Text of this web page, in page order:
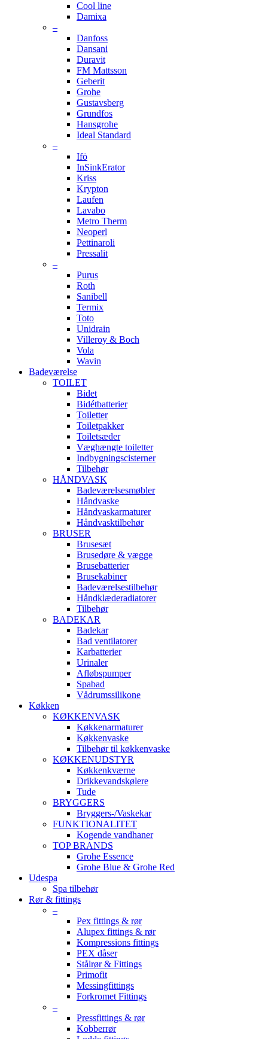
Cool line
Damixa
–
Danfoss
Dansani
Duravit
FM Mattsson
Geberit
Grohe
Gustavsberg
Grundfos
Hansgrohe
Ideal Standard
–
Ifö
InSinkErator
Kriss
Krypton
Laufen
Lavabo
Metro Therm
Neoperl
Pettinaroli
Pressalit
–
Purus
Roth
Sanibell
Termix
Toto
Unidrain
Villeroy & Boch
Vola
Wavin
Badeværelse
TOILET
Bidet
Bidétbatterier
Toiletter
Toiletpakker
Toiletsæder
Væghængte toiletter
Indbygningscisterner
Tilbehør
HÅNDVASK
Badeværelsesmøbler
Håndvaske
Håndvaskarmaturer
Håndvasktilbehør
BRUSER
Brusesæt
Brusedøre & vægge
Brusebatterier
Brusekabiner
Badeværelsestilbehør
Håndklæderadiatorer
Tilbehør
BADEKAR
Badekar
Bad ventilatorer
Karbatterier
Urinaler
Afløbspumper
Spabad
Vådrumssilikone
Køkken
KØKKENVASK
Køkkenarmaturer
Køkkenvaske
Tilbehør til køkkenvaske
KØKKENUDSTYR
Køkkenkværne
Drikkevandskølere
Tude
BRYGGERS
Bryggers-/Vaskekar
FUNKTIONALITET
Kogende vandhaner
TOP BRANDS
Grohe Essence
Grohe Blue & Grohe Red
Udespa
Spa tilbehør
Rør & fittings
–
Pex fittings & rør
Alupex fittings & rør
Kompressions fittings
PEX dåser
Stålrør & Fittings
Primofit
Messingfittings
Forkromet Fittings
–
Pressfittings & rør
Kobberrør